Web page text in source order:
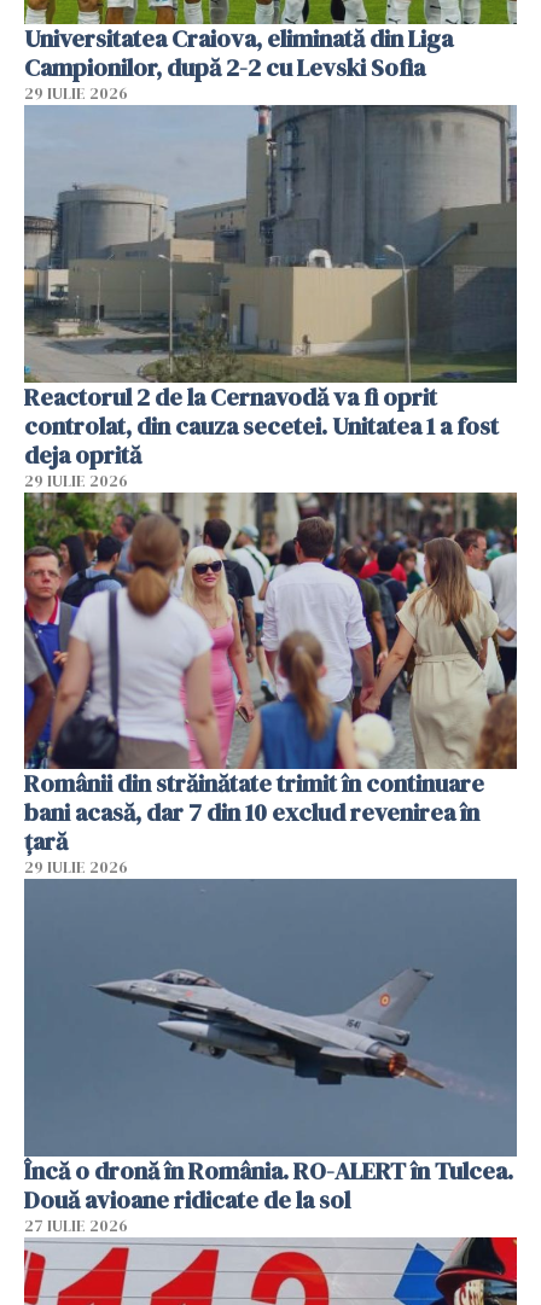
Universitatea Craiova, eliminată din Liga
Campionilor, după 2-2 cu Levski Sofia
29 IULIE 2026
Reactorul 2 de la Cernavodă va fi oprit
controlat, din cauza secetei. Unitatea 1 a fost
deja oprită
29 IULIE 2026
Românii din străinătate trimit în continuare
bani acasă, dar 7 din 10 exclud revenirea în
țară
29 IULIE 2026
Încă o dronă în România. RO-ALERT în Tulcea.
Două avioane ridicate de la sol
27 IULIE 2026